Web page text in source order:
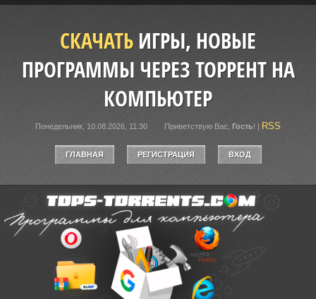
СКАЧАТЬИГРЫ, НОВЫЕ
ПРОГРАММЫ ЧЕРЕЗ ТОРРЕНТ НА
КОМПЬЮТЕР
Понедельник, 10.08.2026, 11:30 Приветствую Вас Гость! | RSS
ГЛАВНАЯ РЕГИСТРАЦИЯ ВХОД